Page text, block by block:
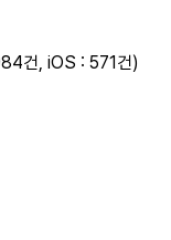
건, iOS : 571건)